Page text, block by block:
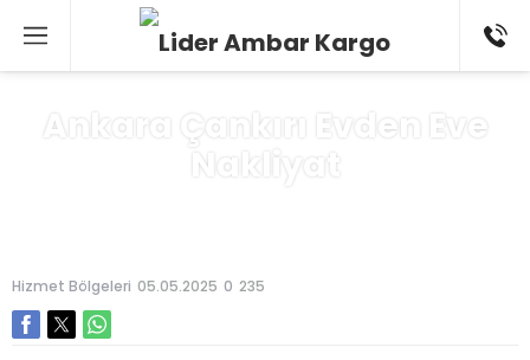
Ankara Çankırı Evden Eve
Nakliyat
Hizmet Bölgeleri 05.05.2025 0 235